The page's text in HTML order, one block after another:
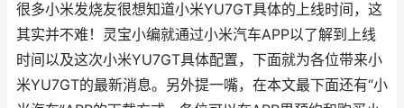
很多小米发烧友很想知道小米YU7GT具体的上线时间，这
其实并不难！灵宝小编就通过小米汽车APP以了解到上线
时间以及这次小米YU7GT具体配置，下面就为各位带来小
米YU7GT的最新消息。另外提一嘴，在本文最下面还有“小